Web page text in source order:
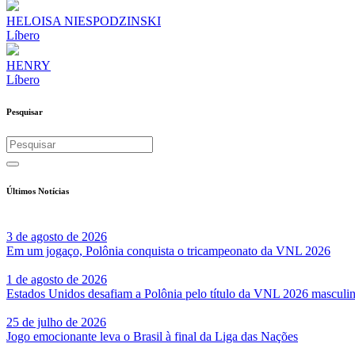
HELOISA NIESPODZINSKI
Líbero
HENRY
Líbero
Pesquisar
Últimos Notícias
3 de agosto de 2026
Em um jogaço, Polônia conquista o tricampeonato da VNL 2026
1 de agosto de 2026
Estados Unidos desafiam a Polônia pelo título da VNL 2026
25 de julho de 2026
Jogo emocionante leva o Brasil à final da Liga das Nações